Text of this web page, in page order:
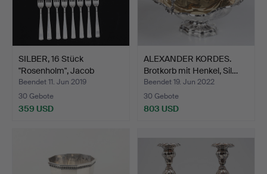
SILBER, 16 Stück
"Rosenholm", Jacob
Engman…
Beendet 11. Jun 2019
30 Gebote
359 USD
ALEXANDER KORDES.
Brotkorb mit Henkel, Sil…
Beendet 19. Jun 2022
30 Gebote
803 USD